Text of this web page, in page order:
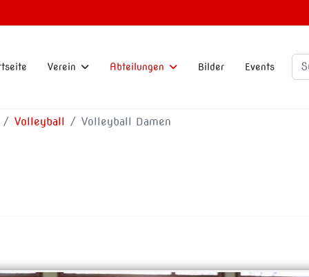
Verein Abteilungen Bilder Events
Volleyball Volleyball Damen